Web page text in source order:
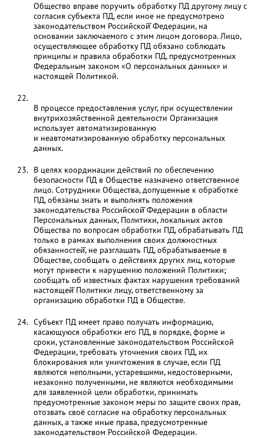
Общество вправе поручить обработку ПД другому лицу с
согласия субъекта ПД, если иное не предусмотрено
законодательством Российской̆ Федерации, на
основании заключаемого с этим лицом договора. Лицо,
осуществляющее обработку ПД обязано соблюдать
принципы и правила обработки ПД, предусмотренных
Федеральным законом «О персональных данных» и
настоящей Политикой.
В процессе предоставления услуг, при осуществлении
внутрихозяйственной деятельности Организация
использует автоматизированную
и неавтоматизированную обработку персональных
данных.
В целях координации действий по обеспечению
безопасности ПД в Обществе назначено ответственное
лицо. Сотрудники Общества, допущенные к обработке
ПД, обязаны знать и выполнять положения
законодательства Российской̆ Федерации в области
Персональных данных, Политики, локальных актов
Общества по вопросам обработки ПД, обрабатывать ПД
только в рамках выполнения своих должностных
обязанностей̆, не разглашать ПД, обрабатываемые в
Обществе, сообщать о действиях других лиц, которые
могут привести к нарушению положений Политики;
сообщать об известных фактах нарушения требований
настоящей̆ Политики лицу, ответственному за
организацию обработки ПД в Обществе.
Субъект ПД имеет право получать информацию,
касающуюся обработки его ПД, в порядке, форме и
сроки, установленные законодательством Российской
Федерации, требовать уточнения своих ПД, их
блокирования или уничтожения в случае, если ПД
являются неполными, устаревшими, недостоверными,
незаконно полученными, не являются необходимыми
для заявленной цели обработки, принимать
предусмотренные законом меры по защите своих прав,
отозвать своё согласие на обработку персональных
данных, а также иные права, предусмотренные
законодательством Российской Федерации.